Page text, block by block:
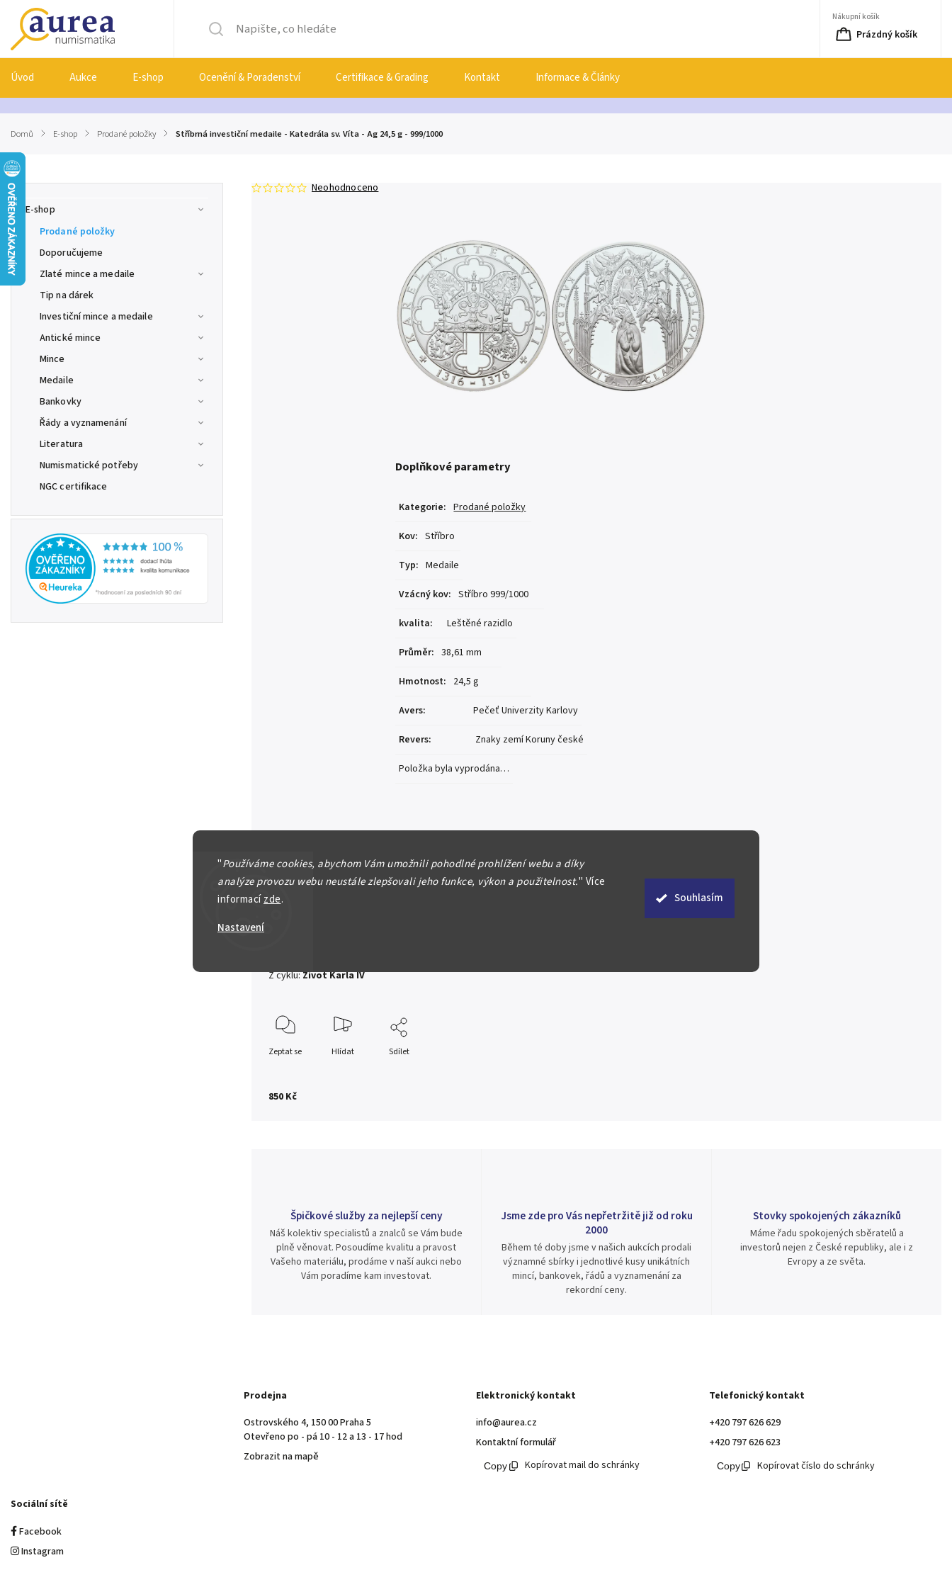
"Používáme cookies, abychom Vám umožnili pohodlné prohlížení webu a díky
analýze provozu webu neustále zlepšovali jeho funkce, výkon a použitelnost." Více
informacízde.
Nastavení
Souhlasím
Nákupní košík
Prázdný košík
Úvod Aukce E-shop Ocenění & Poradenství Certifikace & Grading Kontakt Informace & Články
Domů / E-shop / Prodané položky / Stříbrná investiční medaile - Katedrála sv. Víta - Ag 24,5 g - 999/1000
E-shop
Prodané položky
Doporučujeme
Zlaté mince a medaile
Tip na dárek
Investiční mince a medaile
Antické mince
Mince
Medaile
Bankovky
Řády a vyznamenání
Literatura
Numismatické potřeby
NGC certifikace
Neohodnoceno
Doplňkové parametry
Kategorie: Prodané položky
Kov: Stříbro
Typ: Medaile
Vzácný kov: Stříbro 999/1000
kvalita: Leštěné razidlo
Průměr: 38,61 mm
Hmotnost: 24,5 g
Avers: Pečeť Univerzity Karlovy
Revers: Znaky zemí Koruny české
Položka byla vyprodána…
850 Kč
Vyprodáno
Položka byla vyprodána…
Z cyklu:Život Karla IV
Zeptat se Hlídat Sdílet
Špičkové služby za nejlepší ceny
Náš kolektiv specialistů a znalců se Vám bude
plně věnovat. Posoudíme kvalitu a pravost
Vašeho materiálu, prodáme v naší aukci nebo
Vám poradíme kam investovat.
Jsme zde pro Vás nepřetržitě již od roku
2000
Během té doby jsme v našich aukcích prodali
významné sbírky i jednotlivé kusy unikátních
mincí, bankovek, řádů a vyznamenání za
rekordní ceny.
Stovky spokojených zákazníků
Máme řadu spokojených sběratelů a
investorů nejen z České republiky, ale i z
Evropy a ze světa.
Prodejna
Ostrovského 4, 150 00 Praha 5
Otevřeno po - pá 10 - 12 a 13 - 17 hod
Zobrazit na mapě
Elektronický kontakt
info@aurea.cz
Kontaktní formulář
Kopírovat mail do schránky
Telefonický kontakt
+420 797 626 629
+420 797 626 623
Kopírovat číslo do schránky
Sociální sítě
Facebook
Instagram